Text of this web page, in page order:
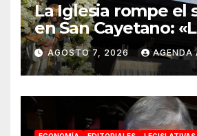
La Iglesia rompe el
en San Cayetano:
económica no
absoluta»
AGOSTO 7, 2026 AGENDA